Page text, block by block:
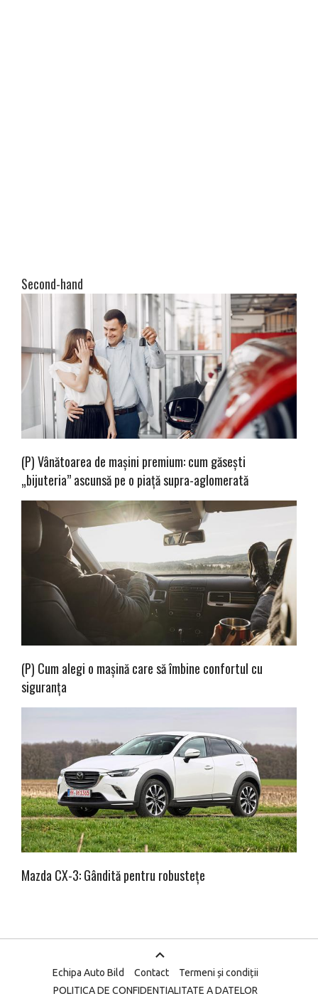
Second-hand
(P) Vânătoarea de mașini premium: cum găsești
„bijuteria” ascunsă pe o piață supra-aglomerată
(P) Cum alegi o mașină care să îmbine confortul cu
siguranța
Mazda CX-3: Gândită pentru robustețe
Echipa Auto Bild Contact
Termeni și condiții
POLITICA DE CONFIDENTIALITATE A DATELOR